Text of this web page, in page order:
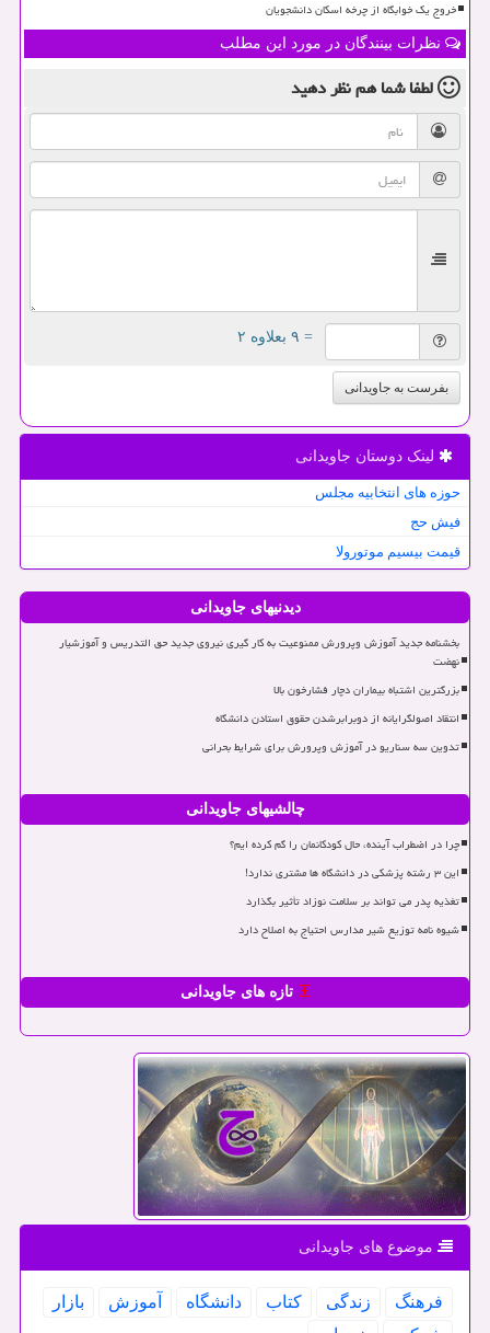
خروج یک خوابگاه از چرخه اسکان دانشجویان
نظرات بینندگان در مورد این مطلب
لطفا شما همنظر دهید
= ۹ بعلاوه ۲
بفرست به جاویدانی
لینک دوستان جاویدانی
حوزه های انتخابیه مجلس
فیش حج
قیمت بیسیم موتورولا
دیدنیهای جاویدانی
بخشنامه جدید آموزش وپرورش ممنوعیت به کار گیری نیروی جدید حق التدریس و آموزشیار
نهضت
بزرگترین اشتباه بیماران دچار فشارخون بالا
انتقاد اصولگرایانه از دوبرابرشدن حقوق استادن دانشگاه
تدوین سه سناریو در آموزش وپرورش برای شرایط بحرانی
چالشیهای جاویدانی
چرا در اضطراب آینده، حال کودکانمان را گم کرده ایم؟
این ۳ رشته پزشکی در دانشگاه ها مشتری ندارد!
تغذیه پدر می تواند بر سلامت نوزاد تأثیر بگذارد
شیوه نامه توزیع شیر مدارس احتیاج به اصلاح دارد
تازه های جاویدانی
موضوع های جاویدانی
فرهنگ زندگی كتاب دانشگاه آموزش
بازار